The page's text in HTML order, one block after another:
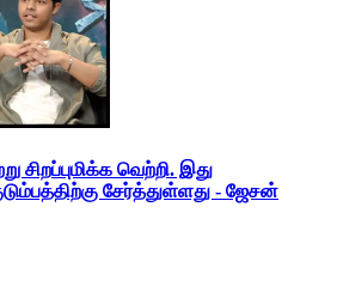
சிறப்புமிக்க வெற்றி. இது
சேர்த்துள்ளது - ஜேசன்